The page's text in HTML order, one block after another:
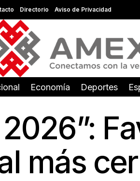
Directorio Aviso de Privacidad
Economía Deportes
más